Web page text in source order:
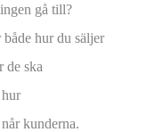
gå till?
hur du säljer
de ska
kunderna.